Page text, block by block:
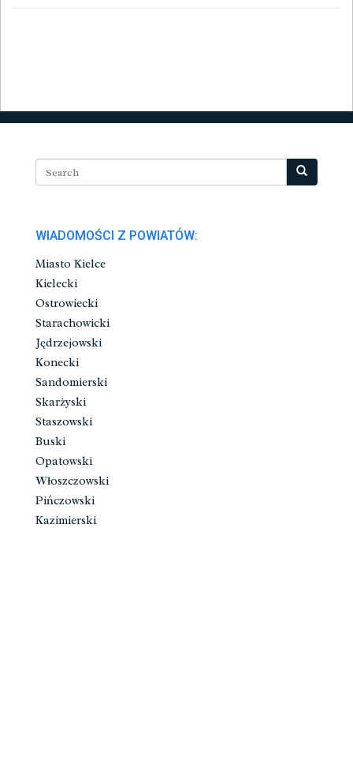
WIADOMOŚCI Z POWIATÓW:
Miasto Kielce
Kielecki
Ostrowiecki
Starachowicki
Jędrzejowski
Konecki
Sandomierski
Skarżyski
Staszowski
Buski
Opatowski
Włoszczowski
Pińczowski
Kazimierski